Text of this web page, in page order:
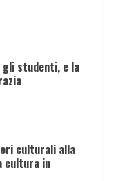
gli studenti, e la
culturali alla
cultura in